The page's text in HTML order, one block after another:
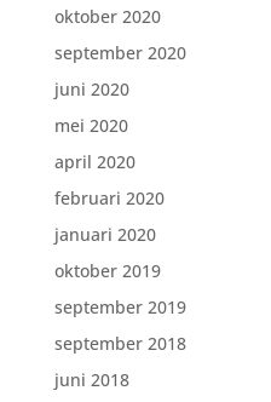
oktober 2020
september 2020
juni 2020
mei 2020
april 2020
februari 2020
januari 2020
oktober 2019
september 2019
september 2018
juni 2018